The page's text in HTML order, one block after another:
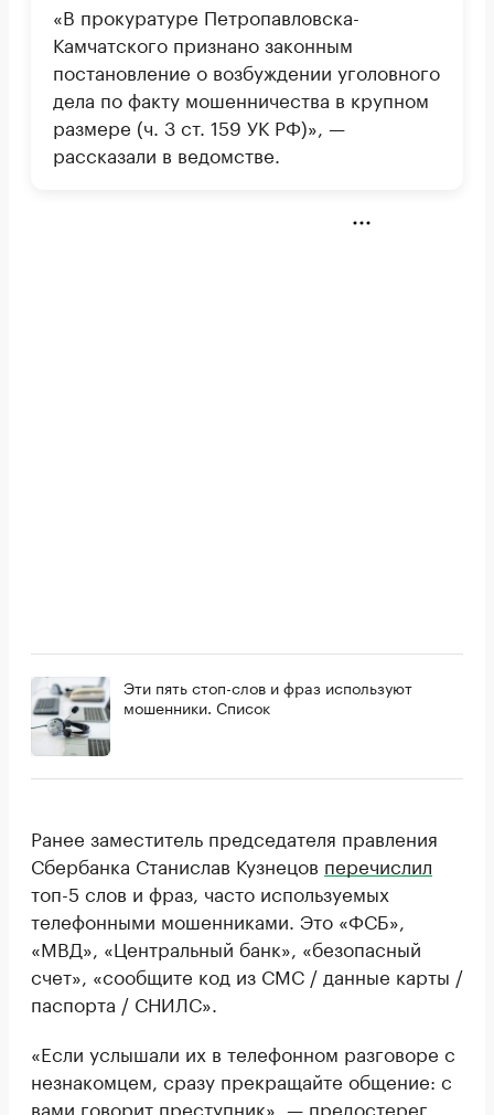
«В прокуратуре Петропавловска-
Камчатского признано законным
постановление о возбуждении уголовного
дела по факту мошенничества в крупном
размере (ч. 3 ст. 159 УК РФ)», —
рассказали в ведомстве.
Эти пять стоп-слов и фраз используют
мошенники. Список
Ранее заместитель председателя правления
Сбербанка Станислав Кузнецов перечислил
топ-5 слов и фраз, часто используемых
телефонными мошенниками. Это «ФСБ»,
«МВД», «Центральный банк», «безопасный
счет», «сообщите код из СМС / данные карты /
паспорта / СНИЛС».
«Если услышали их в телефонном разговоре с
незнакомцем, сразу прекращайте общение: с
вами говорит преступник», — предостерег